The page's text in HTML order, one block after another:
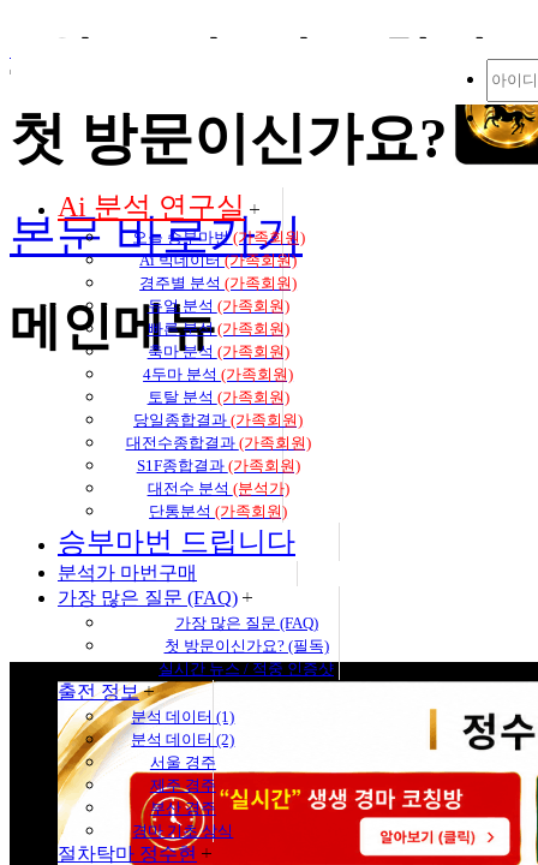
Ai 분석 연구실
오늘 승부마번(가족회원)
Ai 빅데이터(가족회원)
경주별 분석(가족회원)
듀얼 분석 (가족회원)
빠른 분석(가족회원)
축마 분석 (가족회원)
4두마 분석(가족회원)
토탈 분석 (가족회원)
당일종합결과(가족회원)
대전수종합결과 (가족회원)
S1F종합결과 (가족회원)
대전수 분석 (분석가)
단통분석(가족회원)
승부마번 드립니다
분석가 마번구매
가장 많은 질문 (FAQ)
가장 많은 질문 (FAQ)
첫 방문이신가요? (필독)
실시간 뉴스 / 적중 인증샷
출전 정보
분석 데이터 (1)
분석 데이터 (2)
서울 경주
제주 경주
부산 경주
경마 기초 상식
절차탁마 정수현
4월 13일 (일) / 항상
첫 방문이신가요?
본문 바로가기
메인메뉴